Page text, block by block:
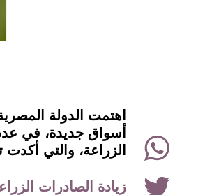
Twitter
WhatsApp
اهتمت الدولة
الزراعة، والتي
زيادة الصادرات